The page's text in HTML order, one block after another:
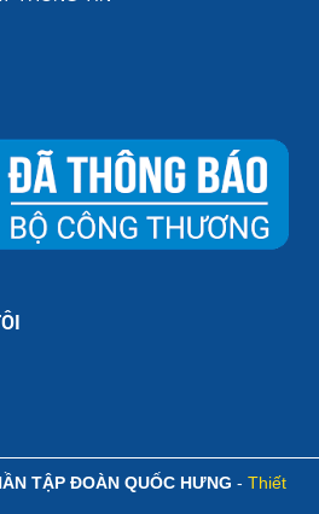
TẬP ĐOÀN QUỐC HƯNG - Thiết